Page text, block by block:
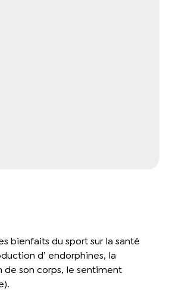
bienfaits du sport sur la santé
d’ endorphines, la
de son corps, le sentiment